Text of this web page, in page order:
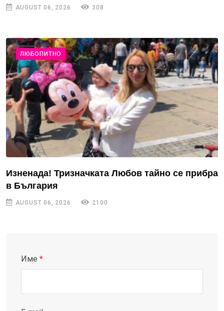
AUGUST 06, 2026 308
ЛЮБОПИТНО
Изненада! Тризначката Любов тайно се прибра
в България
AUGUST 06, 2026 2100
Име *